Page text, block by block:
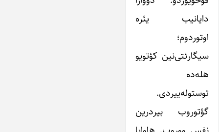
دایانیب یئره
اوتوردوم؛
سیگارئتی‌نین کؤتویو
هله‌ده
توستوله‌ییردی.
گؤتوروب بیردرین